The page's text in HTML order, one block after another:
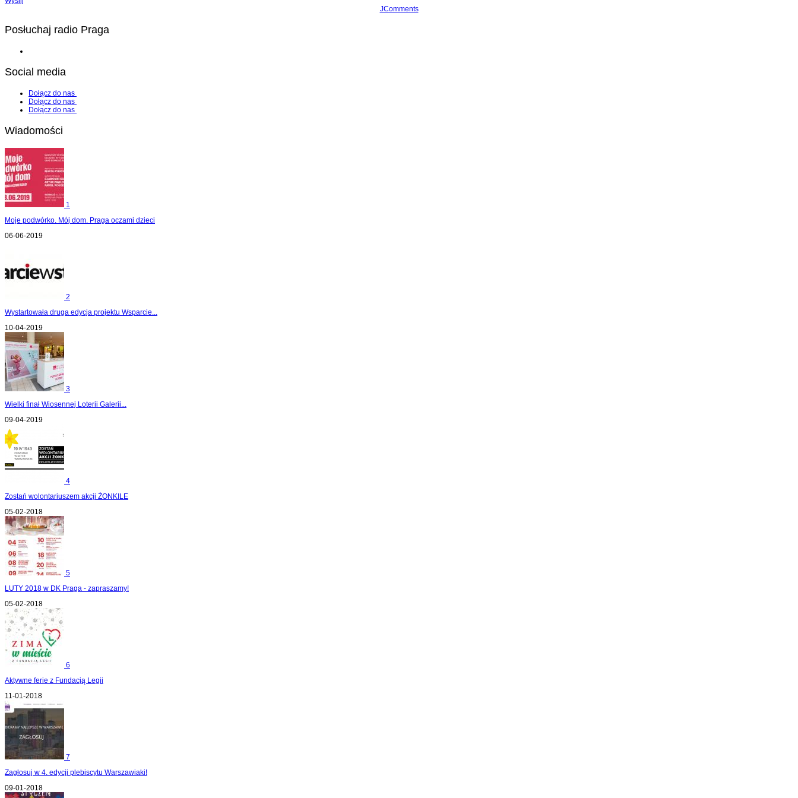
JComments
Posłuchaj radio Praga
Social media
Dołącz do nas
Dołącz do nas
Dołącz do nas
Wiadomości
1
Moje podwórko. Mój dom. Praga oczami dzieci
06-06-2019
2
Wystartowała druga edycja projektu Wsparcie...
10-04-2019
3
Wielki finał Wiosennej Loterii Galerii...
09-04-2019
4
Zostań wolontariuszem akcji ŻONKILE
05-02-2018
5
LUTY 2018 w DK Praga - zapraszamy!
05-02-2018
6
Aktywne ferie z Fundacją Legii
11-01-2018
7
Zagłosuj w 4. edycji plebiscytu Warszawiaki!
09-01-2018